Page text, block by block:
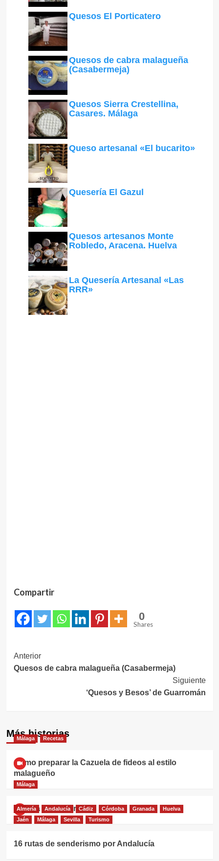
Quesos El Porticatero
Quesos de cabra malagueña
(Casabermeja)
Quesos Sierra Crestellina,
Casares. Málaga
Queso artesanal «El bucarito»
Quesería El Gazul
Quesos artesanos Monte
Robledo, Aracena. Huelva
La Quesería Artesanal «Las
RRR»
Compartir
0
Shares
Navegación
de
Anterior
Quesos de cabra malagueña (Casabermeja)
Siguiente
‘Quesos y Besos’ de Guarromán
Más historias
Málaga Recetas
Cómo preparar la Cazuela de fideos al estilo
malagueño
Málaga
Málaga y sus bares
Almería Andalucía Cádiz Córdoba Granada
Huelva
Jaén
Málaga Sevilla Turismo
16 rutas de senderismo por Andalucía